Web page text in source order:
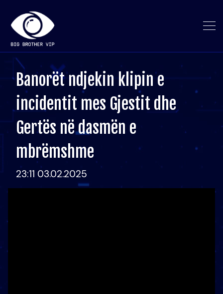
Banorët ndjekin klipin e
incidentit mes Gjestit dhe
Gertës në dasmën e
mbrëmshme
23:11 03.02.2025